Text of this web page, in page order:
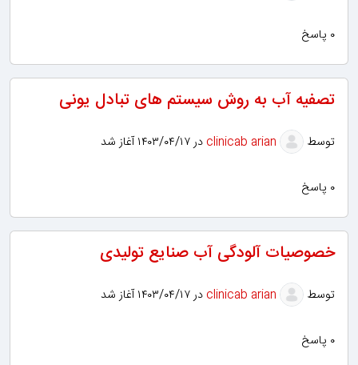
۰ پاسخ
تصفیه آب به روش سیستم های تبادل یونی
توسط در ۱۴۰۳/۰۴/۱۷ آغاز شد
۰ پاسخ
خصوصیات آلودگی آب صنایع تولیدی
توسط در ۱۴۰۳/۰۴/۱۷ آغاز شد
۰ پاسخ